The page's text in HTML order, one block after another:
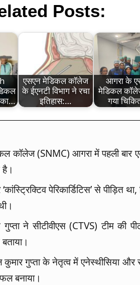
Posts:
एसएन मेडिकल कॉलेज
के ईएनटी विभाग ने रचा
इतिहास:…
आगरा के
मेडिकल
गया
कॉलेज (SNMC) आगरा में पहली बार
पेरिकार्डिटिस’ से पीड़ित
गुप्ता ने सीटीवीएस (CTVS) टीम की
गुप्ता के नेतृत्व में एनेस्थीसिया और
बनाया।